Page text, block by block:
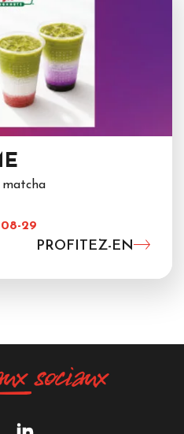
matcha
29
PROFITEZ-EN
sociaux